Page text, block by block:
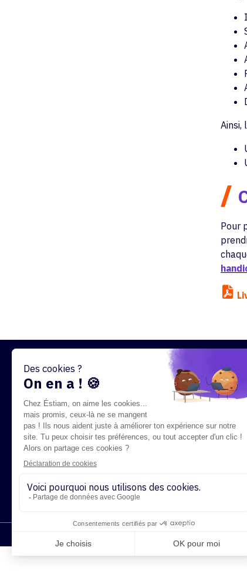
Ainsi,
/
Pour
École supérieure des technologies
de l'information appliquées aux
métiers
/